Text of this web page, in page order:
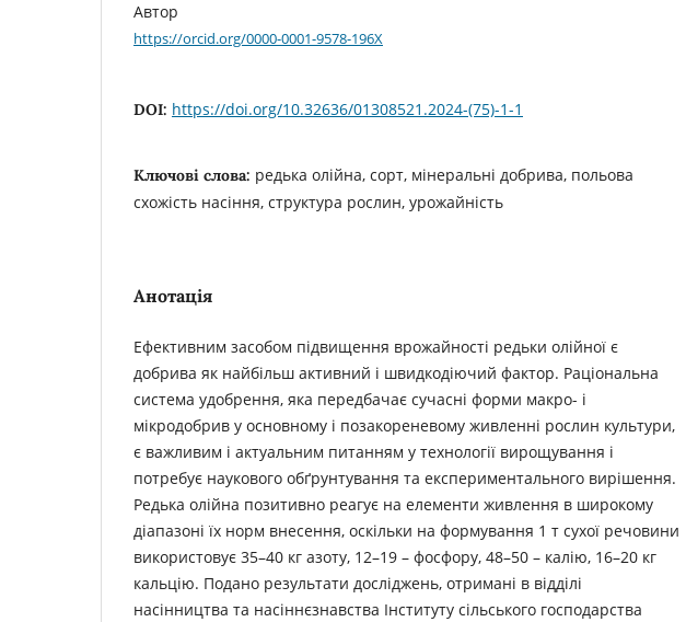
Автор
https://orcid.org/0000-0001-9578-196X
DOI: https://doi.org/10.32636/01308521.2024-(75)-1-1
Ключові слова: редька олійна, сорт, мінеральні добрива, польова
схожість насіння, структура рослин, урожайність
Анотація
Ефективним засобом підвищення врожайності редьки олійної є
добрива як найбільш активний і швидкодіючий фактор. Раціональна
система удобрення, яка передбачає сучасні форми макро- і
мікродобрив у основному і позакореневому живленні рослин культури,
є важливим і актуальним питанням у технології вирощування і
потребує наукового обґрунтування та експериментального вирішення.
Редька олійна позитивно реагує на елементи живлення в широкому
діапазоні їх норм внесення, оскільки на формування 1 т сухої речовини
використовує 35–40 кг азоту, 12–19 – фосфору, 48–50 – калію, 16–20 кг
кальцію. Подано результати досліджень, отримані в відділі
насінництва та насіннєзнавства Інституту сільського господарства